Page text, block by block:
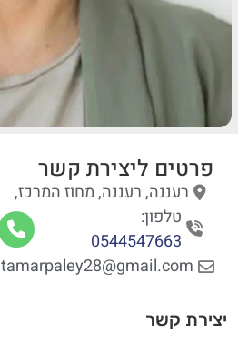
פרטים ליצירת קשר
רעננה, רעננה, מחוז המרכז,
טלפון:
0544547663
tamarpaley28@gmail.com
יצירת קשר